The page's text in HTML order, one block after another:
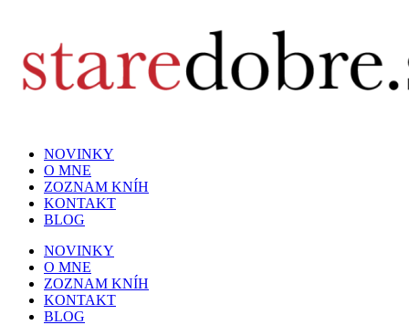
NOVINKY
O MNE
ZOZNAM KNÍH
KONTAKT
BLOG
NOVINKY
O MNE
ZOZNAM KNÍH
KONTAKT
BLOG